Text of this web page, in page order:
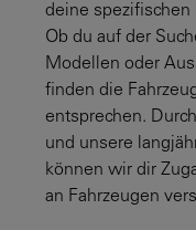
deine spezifischen
Ob du auf der
Modellen oder
finden die
entsprechen.
und unsere
können wir dir
an Fahrzeugen